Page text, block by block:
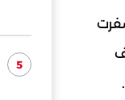
عن عملية كوماندوز خاصة نُفذت في نوفمبر 2024، أسفرت
5